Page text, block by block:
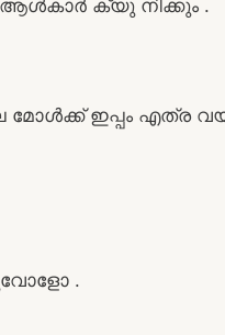
ക്യു നിക്കും .
ഇപ്പം എത്ര
.